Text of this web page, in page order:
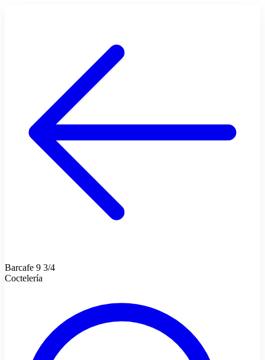
Barcafe 9 3/4
Coctelería